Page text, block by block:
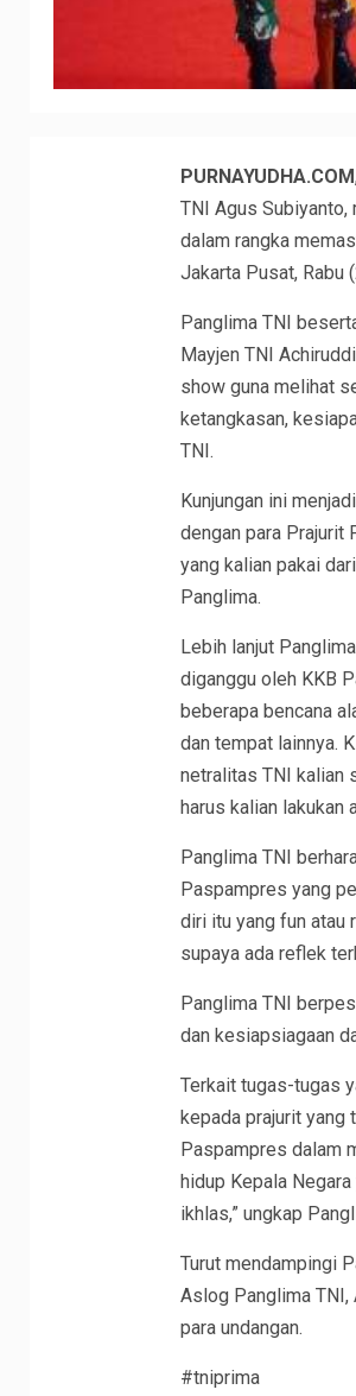
PURNAYUDHA.COM
TNI Agus Subiyanto,
dalam rangka
Jakarta Pusat, Rabu
Panglima TNI
Mayjen TNI
show guna melihat
ketangkasan,
TNI.
Kunjungan ini
dengan para Prajurit
yang kalian pakai
Panglima.
Lebih lanjut
diganggu oleh KKB
beberapa bencana
dan tempat lainnya.
netralitas TNI kalian
harus kalian lakukan
Panglima TNI
Paspampres yang
diri itu yang fun atau
supaya ada reflek
Panglima TNI
dan kesiapsiagaan
Terkait tugas-tugas
kepada prajurit yang
Paspampres dalam
hidup Kepala
ikhlas,” ungkap
Turut mendampingi
Aslog Panglima TNI,
para undangan.
#tniprima